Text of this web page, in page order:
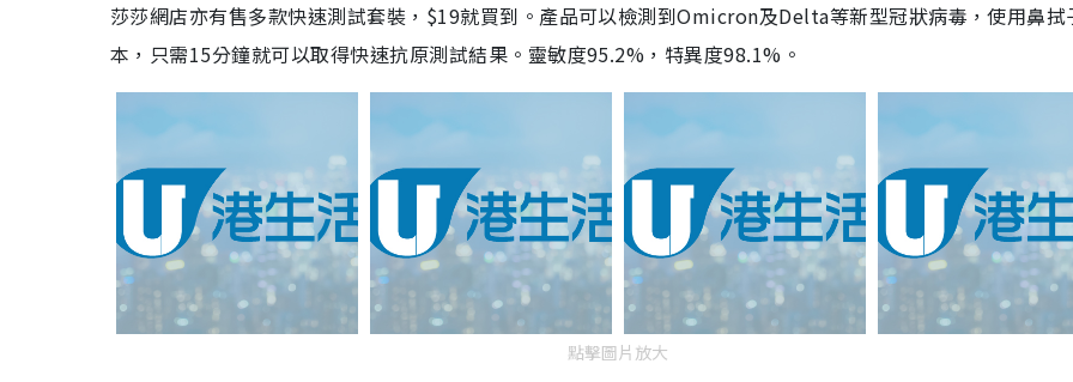
莎莎網店亦有售多款快速測試套裝，$19就買到。產品可以檢測到Omicron及Delta等新型冠狀病毒，使用鼻拭
本，只需15分鐘就可以取得快速抗原測試結果。靈敏度95.2%，特異度98.1%。
點擊圖片放大